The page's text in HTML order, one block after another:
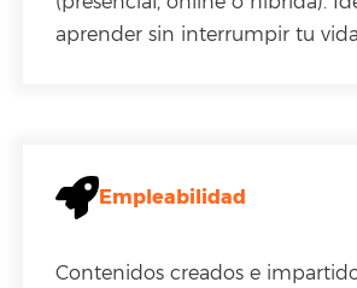
aprender sin interrumpir tu
Empleabilidad
Contenidos creados e